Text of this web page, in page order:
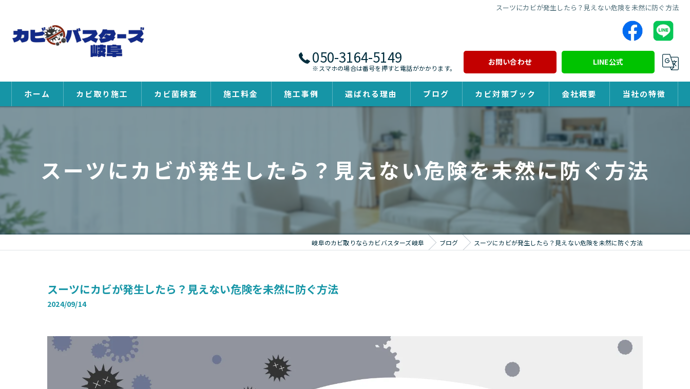
スーツにカビが発生したら？見えない危険を未然に防ぐ方法
050-3164-5149
※スマホの場合は番号を押すと電話がかかります。
お問い合わせ LINE公式
ホーム カビ取り施工 カビ菌検査 施工料金 施工事例 選ばれる理由 ブログ カビ対策ブック 会社概要 当社の特徴
除カビ
防カビ
スーツにカビが発生したら？見えない危険を未然に防ぐ方法
岐阜のカビ取りならカビバスターズ岐阜 ブログ スーツにカビが発生したら？見えない危険を未然に防ぐ方法
スーツにカビが発生したら？見えない危険を未然に防ぐ方法
2024/09/14